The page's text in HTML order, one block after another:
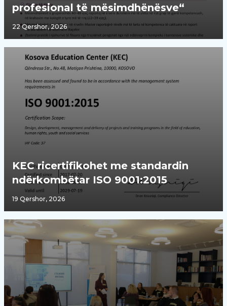
profesional të mësimdhënësve“
22 Qershor, 2026
KEC ricertifikohet me standardin
ndërkombëtar ISO 9001:2015
19 Qershor, 2026